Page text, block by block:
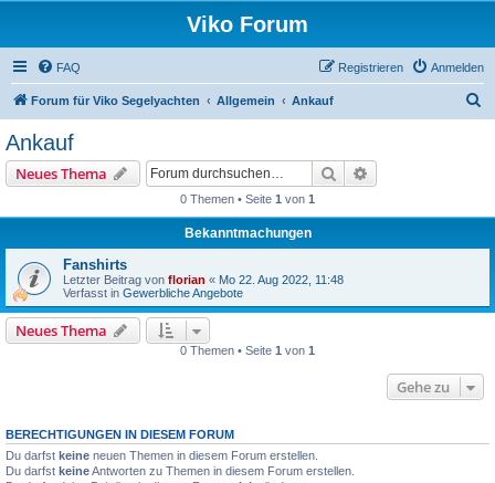
Viko Forum
FAQ Anmelden
Registrieren
Forum für Viko Segelyachten Allgemein Ankauf
Ankauf
Neues Thema Suche
0 Themen • Seite 1 von 1
Bekanntmachungen
Fanshirts
Letzter Beitrag von florian « Mo 22. Aug 2022, 11:48
Verfasst in Gewerbliche Angebote
Neues Thema
0 Themen • Seite 1 von 1
Gehe zu
BERECHTIGUNGEN IN DIESEM FORUM
Du darfst keine neuen Themen in diesem Forum erstellen.
Du darfst keineAntworten zu Themen in diesem Forum erstellen.